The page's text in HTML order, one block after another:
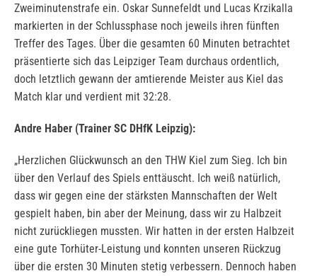
Zweiminutenstrafe ein. Oskar Sunnefeldt und Lucas Krzikalla
markierten in der Schlussphase noch jeweils ihren fünften
Treffer des Tages. Über die gesamten 60 Minuten betrachtet
präsentierte sich das Leipziger Team durchaus ordentlich,
doch letztlich gewann der amtierende Meister aus Kiel das
Match klar und verdient mit 32:28.
Andre Haber (Trainer SC DHfK Leipzig):
„Herzlichen Glückwunsch an den THW Kiel zum Sieg. Ich bin
über den Verlauf des Spiels enttäuscht. Ich weiß natürlich,
dass wir gegen eine der stärksten Mannschaften der Welt
gespielt haben, bin aber der Meinung, dass wir zu Halbzeit
nicht zurückliegen mussten. Wir hatten in der ersten Halbzeit
eine gute Torhüter-Leistung und konnten unseren Rückzug
über die ersten 30 Minuten stetig verbessern. Dennoch haben